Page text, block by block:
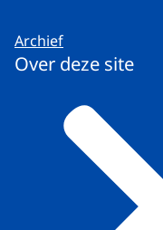
Archief
Over deze site